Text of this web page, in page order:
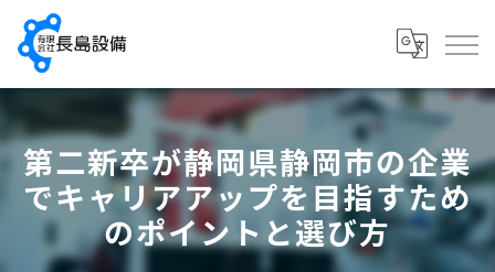
第二新卒が静岡県静岡市の企業
でキャリアアップを目指すため
のポイントと選び方